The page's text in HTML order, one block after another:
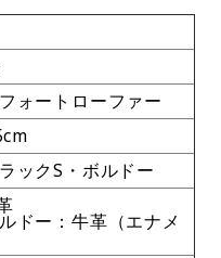
ォートローファー
ックS・ボルドー
ドー：牛革（エナメ